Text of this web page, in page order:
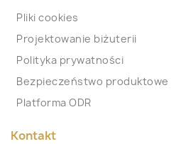
Pliki cookies
Projektowanie biżuterii
Polityka prywatności
Bezpieczeństwo produktowe
Platforma ODR
Kontakt